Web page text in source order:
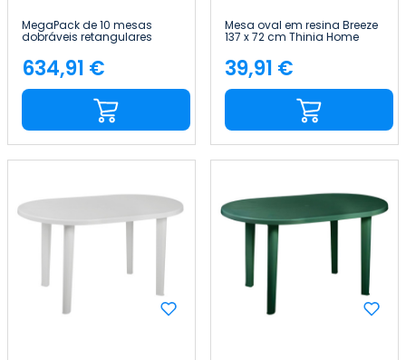
MegaPack de 10 mesas
dobráveis retangulares
para catering, brancas, 240
x 74 cm Thinia Home
Preço
634,91 €
Mesa oval em resina Breeze
137 x 72 cm Thinia Home
Preço
39,91 €